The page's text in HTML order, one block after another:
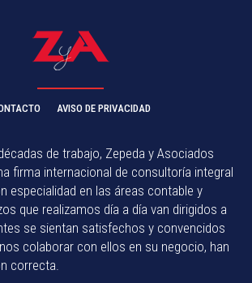
AVISO DE PRIVACIDAD
de trabajo, Zepeda y Asociados
firma internacional de consultoría integral
especialidad en las áreas contable y
que realizamos día a día van dirigidos a
se sientan satisfechos y convencidos
colaborar con ellos en su negocio, han
correcta.